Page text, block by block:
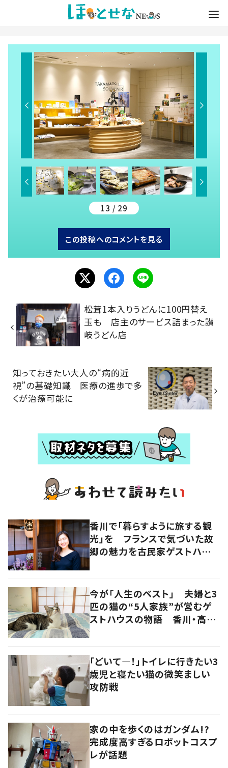
13 / 29
この投稿へのコメントを見る
松茸1本入りうどんに100円替え
玉も 店主のサービス詰まった讃
岐うどん店
知っておきたい大人の“病的近
視”の基礎知識 医療の進歩で多
くが治療可能に
香川で「暮らすように旅する観
光」を フランスで気づいた故
郷の魅力を古民家ゲストハウス
今が「人生のベスト」 夫婦と3
匹の猫の“5人家族”が営むゲ
ストハウスの物語 香川・高松
「どいて―！」トイレに行きたい3
歳児と寝たい猫の微笑ましい
攻防戦
家の中を歩くのはガンダム!?
完成度高すぎるロボットコスプ
レが話題